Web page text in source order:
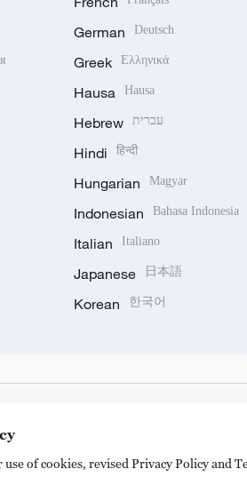
German Deutsch
Greek Ελληνικά
Hausa Hausa
Hebrew עברית
Hindi हिन्दी
Hungarian Magyar
Indonesian Bahasa Indonesia
Italian Italiano
Japanese 日本語
Korean 한국어
of cookies, revised Privacy Policy and